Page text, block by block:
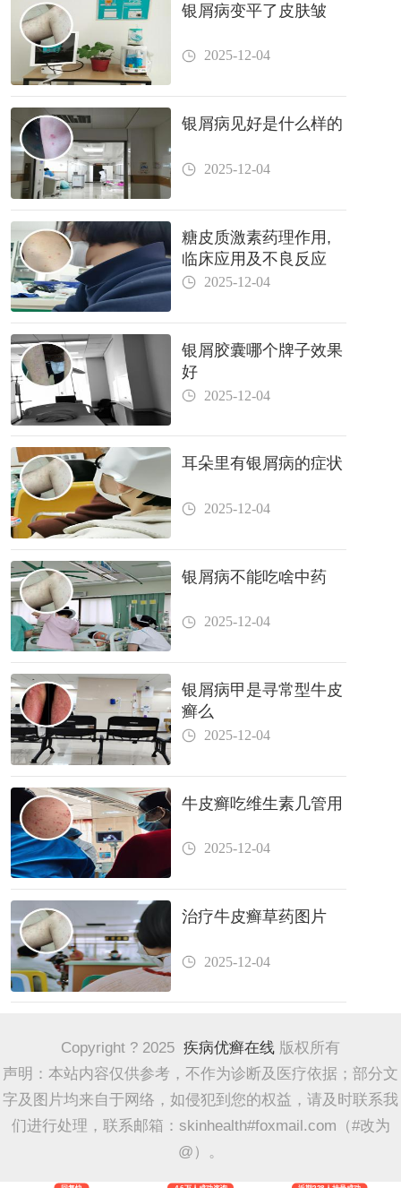
银屑病变平了皮肤皱
2025-12-04
银屑病见好是什么样的
2025-12-04
糖皮质激素药理作用,
临床应用及不良反应
2025-12-04
银屑胶囊哪个牌子效果
好
2025-12-04
耳朵里有银屑病的症状
2025-12-04
银屑病不能吃啥中药
2025-12-04
银屑病甲是寻常型牛皮
癣么
2025-12-04
牛皮癣吃维生素几管用
2025-12-04
治疗牛皮癣草药图片
2025-12-04
Copyright ? 2025 疾病优癣在线 版权所有
声明：本站内容仅供参考，不作为诊断及医疗依据；部分文
字及图片均来自于网络，如侵犯到您的权益，请及时联系我
们进行处理，联系邮箱：skinhealth#foxmail.com（#改为
@）。